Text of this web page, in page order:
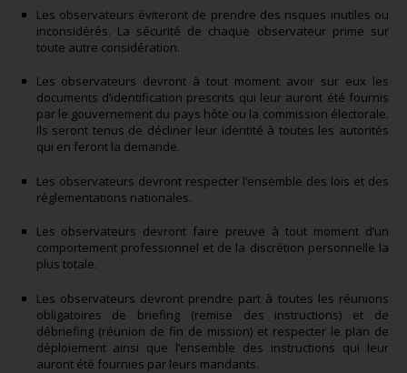
Les observateurs éviteront de prendre des risques inutiles ou
inconsidérés. La sécurité de chaque observateur prime sur
toute autre considération.
Les observateurs devront à tout moment avoir sur eux les
documents d’identification prescrits qui leur auront été fournis
par le gouvernement du pays hôte ou la commission électorale.
Ils seront tenus de décliner leur identité à toutes les autorités
qui en feront la demande.
Les observateurs devront respecter l’ensemble des lois et des
réglementations nationales.
Les observateurs devront faire preuve à tout moment d’un
comportement professionnel et de la discrétion personnelle la
plus totale.
Les observateurs devront prendre part à toutes les réunions
obligatoires de briefing (remise des instructions) et de
débriefing (réunion de fin de mission) et respecter le plan de
déploiement ainsi que l’ensemble des instructions qui leur
auront été fournies par leurs mandants.